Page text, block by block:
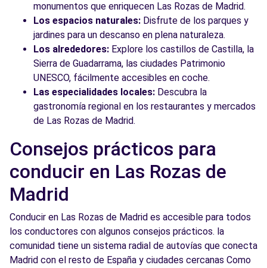
monumentos que enriquecen Las Rozas de Madrid.
Los espacios naturales: Disfrute de los parques y
jardines para un descanso en plena naturaleza.
Los alrededores: Explore los castillos de Castilla, la
Sierra de Guadarrama, las ciudades Patrimonio
UNESCO, fácilmente accesibles en coche.
Las especialidades locales: Descubra la
gastronomía regional en los restaurantes y mercados
de Las Rozas de Madrid.
Consejos prácticos para
conducir en Las Rozas de
Madrid
Conducir en Las Rozas de Madrid es accesible para todos
los conductores con algunos consejos prácticos. la
comunidad tiene un sistema radial de autovías que conecta
Madrid con el resto de España y ciudades cercanas Como